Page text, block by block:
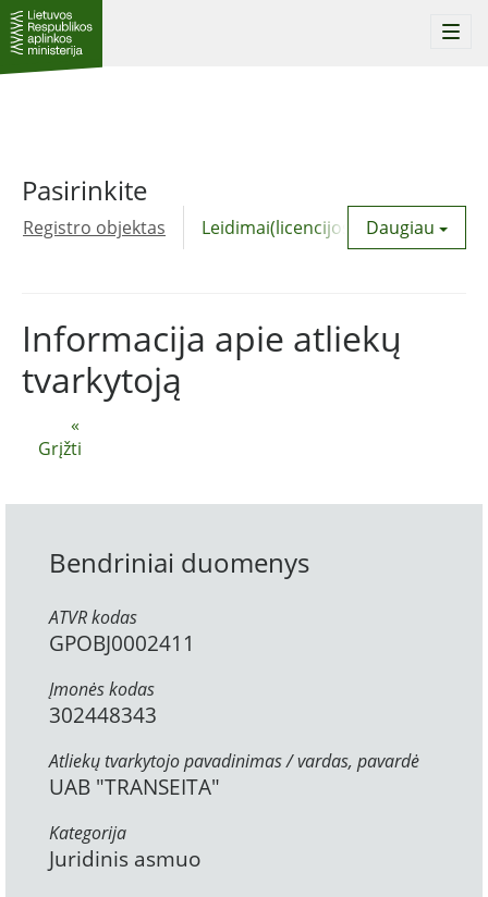
Pasirinkite
Registro objektas Leidimai(licencijos) Daugiau
«
Grįžti
Informacija apie atliekų
tvarkytoją
Bendriniai duomenys
ATVR kodas
GPOBJ0002411
Įmonės kodas
302448343
Atliekų tvarkytojo pavadinimas / vardas, pavardė
UAB "TRANSEITA"
Kategorija
Juridinis asmuo